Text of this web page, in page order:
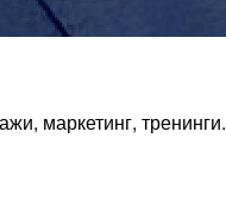
маркетинг, тренинги.